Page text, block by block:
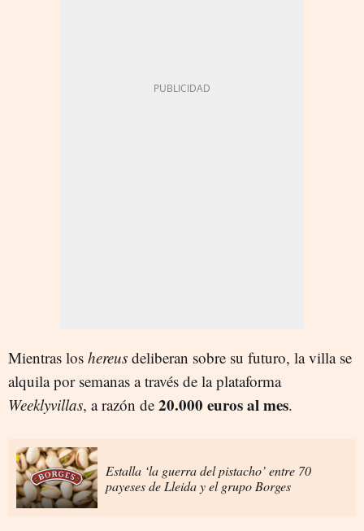
Mientras los hereus deliberan sobre su futuro, la villa se
alquila por semanas a través de la plataforma
Weeklyvillas, a razón de 20.000 euros al mes.
Estalla ‘la guerra del pistacho’ entre 70
payeses de Lleida y el grupo Borges